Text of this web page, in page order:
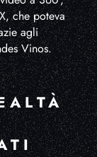
che poteva
agli
Vinos.